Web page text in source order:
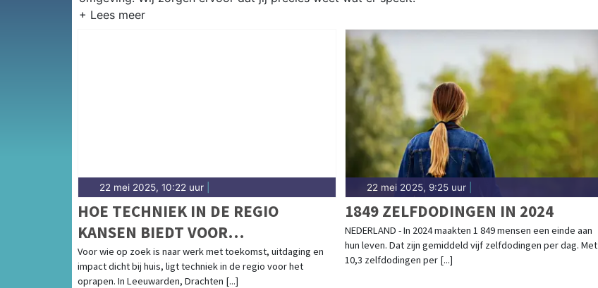
PRAKTISCHE INFORMATIE LEEUWARDEN
Van werkzaamheden op de A31 en de Stationsweg tot evenementen als het Blokken Filmfestival
en het weersbericht voor de Friese hoofdstad en omgeving.
22 mei 2025, 10:22 uur
HOE TECHNIEK IN DE REGIO
KANSEN BIEDT VOOR
CARRIÈRESWITCHERS EN JONGE
VAKMENSEN
Voor wie op zoek is naar werk met toekomst, uitdaging en
impact dicht bij huis, ligt techniek in de regio voor het
oprapen. In Leeuwarden, Drachten [...]
22 mei 2025, 9:25 uur|
1849 ZELFDODINGEN IN 2024
NEDERLAND - In 2024 maakten 1 849 mensen een einde aan
hun leven. Dat zijn gemiddeld vijf zelfdodingen per dag. Met
10,3 zelfdodingen per [...]